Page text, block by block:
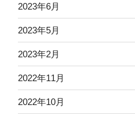
2023年6月
2023年5月
2023年2月
2022年11月
2022年10月